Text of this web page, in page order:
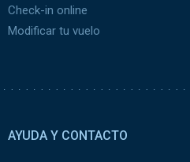
Check-in online
Modificar tu vuelo
AYUDA Y CONTACTO